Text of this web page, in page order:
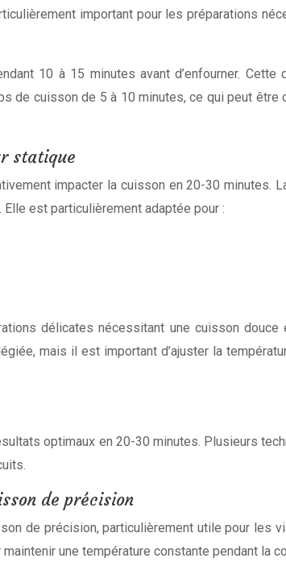
important pour les préparations
10 à 15 minutes avant d’enfourner.
de cuisson de 5 à 10 minutes, ce qui peut
statique
impacter la cuisson en 20-30 minutes.
est particulièrement adaptée pour :
délicates nécessitant une cuisson
mais il est important d’ajuster la
optimaux en 20-30 minutes. Plusieurs
de précision
de précision, particulièrement utile pour les
une température constante pendant la